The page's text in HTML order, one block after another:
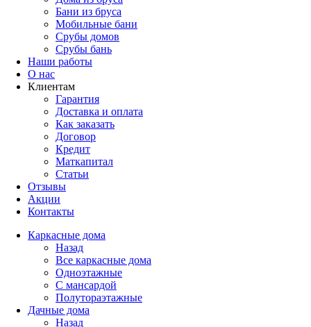
Бани из бруса
Мобильные бани
Срубы домов
Срубы бань
Наши работы
О нас
Клиентам
Гарантия
Доставка и оплата
Как заказать
Договор
Кредит
Маткапитал
Статьи
Отзывы
Акции
Контакты
Каркасные дома
Назад
Все каркасные дома
Одноэтажные
С мансардой
Полутораэтажные
Дачные дома
Назад